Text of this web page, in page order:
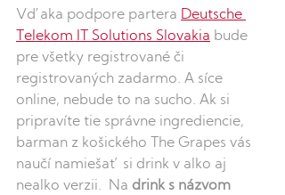
Vďaka podpore partera Deutsche
Telekom IT Solutions Slovakia bude
pre všetky registrované či
registrovaných zadarmo. A síce
online, nebude to na sucho. Ak si
pripravíte tie správne ingrediencie,
barman z košického The Grapes vás
naučí namiešať si drink v alko aj
nealko verzii.  Na drink s názvom